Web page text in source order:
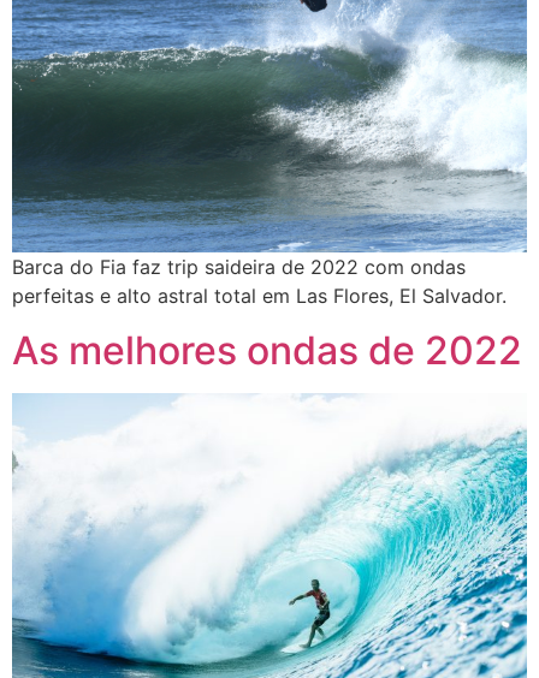
Barca do Fia faz trip saideira de 2022 com ondas
perfeitas e alto astral total em Las Flores, El Salvador.
As melhores ondas de 2022